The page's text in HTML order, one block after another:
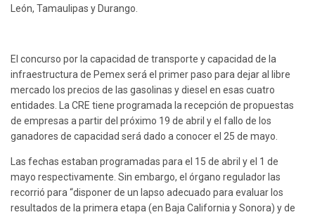
León, Tamaulipas y Durango.
El concurso por la capacidad de transporte y capacidad de la
infraestructura de Pemex será el primer paso para dejar al libre
mercado los precios de las gasolinas y diesel en esas cuatro
entidades. La CRE tiene programada la recepción de propuestas
de empresas a partir del próximo 19 de abril y el fallo de los
ganadores de capacidad será dado a conocer el 25 de mayo.
Las fechas estaban programadas para el 15 de abril y el 1 de
mayo respectivamente. Sin embargo, el órgano regulador las
recorrió para “disponer de un lapso adecuado para evaluar los
resultados de la primera etapa (en Baja California y Sonora) y de